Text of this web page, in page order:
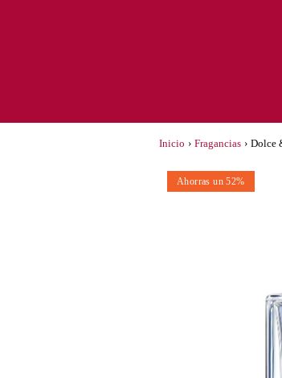
Inicio › Fragancias › Dolce
Ahorras un 52%